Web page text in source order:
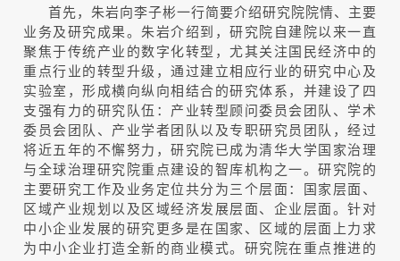
首先，朱岩向李子彬一行简要介绍研究院院情、主要
业务及研究成果。朱岩介绍到，研究院自建院以来一直
聚焦于传统产业的数字化转型，尤其关注国民经济中的
重点行业的转型升级，通过建立相应行业的研究中心及
实验室，形成横向纵向相结合的研究体系，并建设了四
支强有力的研究队伍：产业转型顾问委员会团队、学术
委员会团队、产业学者团队以及专职研究员团队，经过
将近五年的不懈努力，研究院已成为清华大学国家治理
与全球治理研究院重点建设的智库机构之一。研究院的
主要研究工作及业务定位共分为三个层面：国家层面、
区域产业规划以及区域经济发展层面、企业层面。针对
中小企业发展的研究更多是在国家、区域的层面上力求
为中小企业打造全新的商业模式。研究院在重点推进的